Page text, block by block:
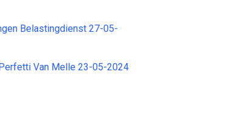
Belastingdienst 27-05-
Van Melle 23-05-2024